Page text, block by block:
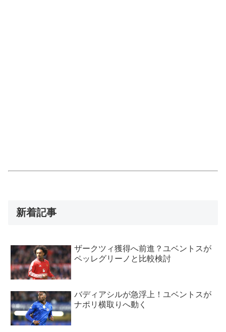
新着記事
ザークツィ獲得へ前進？ユベントスが
ペッレグリーノと比較検討
バディアシルが急浮上！ユベントスが
ナポリ横取りへ動く